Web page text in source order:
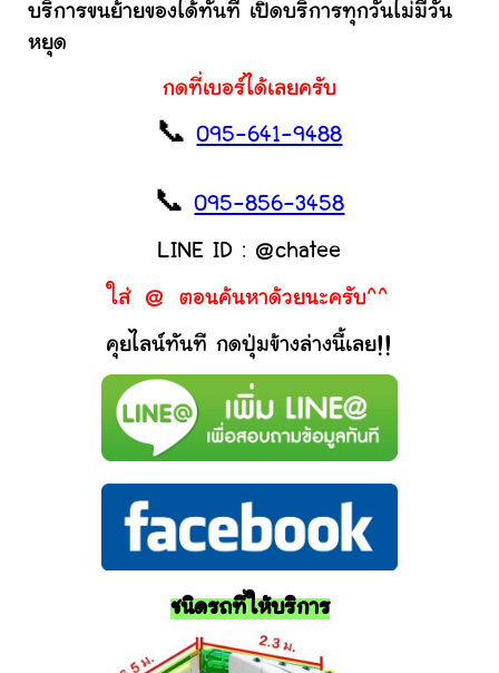
บริการขนย้ายของได้ทันที เปิดบริการทุกวันไม่มีวัน
หยุด
กดที่เบอร์ได้เลยครับ
📞095-641-9488
📞095-856-3458
LINE ID : @chatee
ใส่ @ ตอนค้นหาด้วยนะครับ^^
คุยไลน์ทันที กดปุ่มข้างล่างนี้เลย!!
ชนิดรถที่ให้บริการ